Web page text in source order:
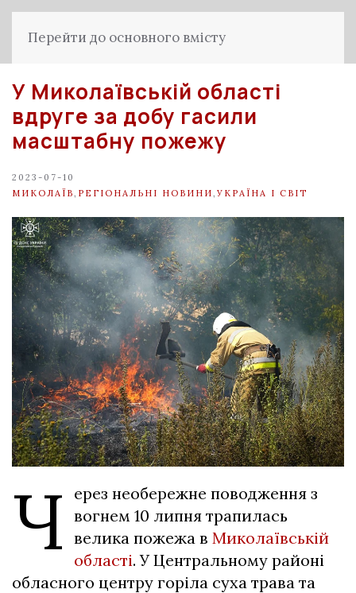
Перейти до основного вмісту
У Миколаївській області
вдруге за добу гасили
масштабну пожежу
2023-07-10
МИКОЛАЇВ РЕГІОНАЛЬНІ НОВИНИ УКРАЇНА І СВІТ
Ч
ерез необережне поводження з
вогнем 10 липня трапилась
велика пожежа в Миколаївській
області. У Центральному районі
обласного центру горіла суха трава та